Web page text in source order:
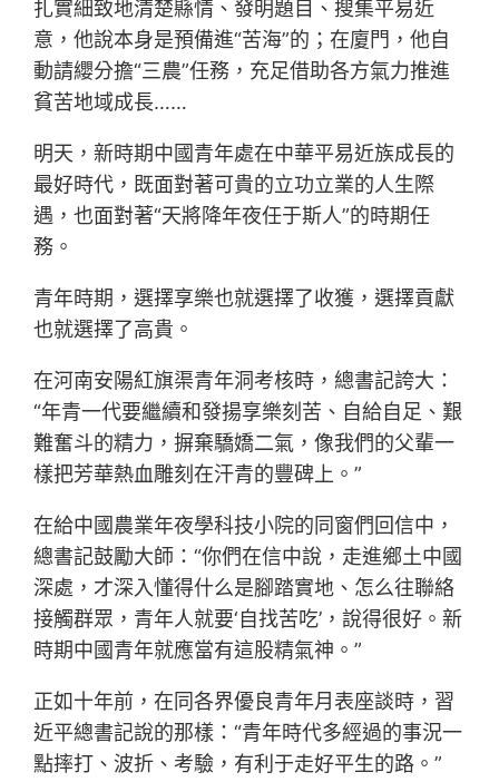
扎實細致地清楚縣情、發明題目、搜集平易近
意，他說本身是預備進“苦海”的；在廈門，他自
動請纓分擔“三農”任務，充足借助各方氣力推進
貧苦地域成長……
明天，新時期中國青年處在中華平易近族成長的
最好時代，既面對著可貴的立功立業的人生際
遇，也面對著“天將降年夜任于斯人”的時期任
務。
青年時期，選擇享樂也就選擇了收獲，選擇貢獻
也就選擇了高貴。
在河南安陽紅旗渠青年洞考核時，總書記誇大：
“年青一代要繼續和發揚享樂刻苦、自給自足、艱
難奮斗的精力，摒棄驕嬌二氣，像我們的父輩一
樣把芳華熱血雕刻在汗青的豐碑上。”
在給中國農業年夜學科技小院的同窗們回信中，
總書記鼓勵大師：“你們在信中說，走進鄉土中國
深處，才深入懂得什么是腳踏實地、怎么往聯絡
接觸群眾，青年人就要‘自找苦吃’，說得很好。新
時期中國青年就應當有這股精氣神。”
正如十年前，在同各界優良青年月表座談時，習
近平總書記說的那樣：“青年時代多經過的事況一
點摔打、波折、考驗，有利于走好平生的路。”